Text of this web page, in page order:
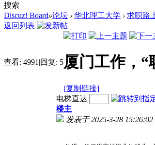
搜索
Discuz! Board»论坛 › 华北理工大学 › 求职路
返回列表
查看: 4991 |回复: 5厦门工作，“
[复制链接]
电梯直达
楼主
发表于 2025-3-28 15:26:02